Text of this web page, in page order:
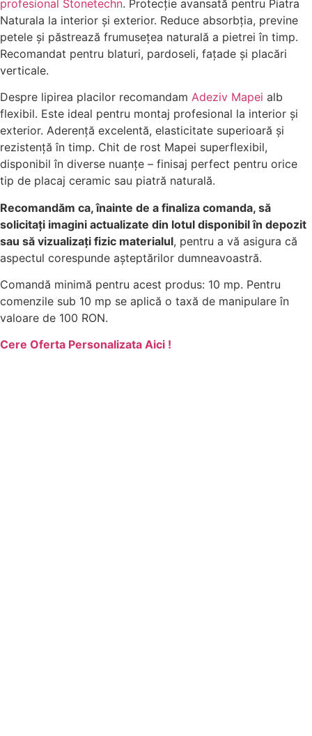
profesional Stonetechn. Protecție avansată pentru Piatra
Naturala la interior și exterior. Reduce absorbția, previne
petele și păstrează frumusețea naturală a pietrei în timp.
Recomandat pentru blaturi, pardoseli, fațade și placări
verticale.
Despre lipirea placilor recomandam Adeziv Mapei alb
flexibil. Este ideal pentru montaj profesional la interior și
exterior. Aderență excelentă, elasticitate superioară și
rezistență în timp. Chit de rost Mapei superflexibil,
disponibil în diverse nuanțe – finisaj perfect pentru orice
tip de placaj ceramic sau piatră naturală.
Recomandăm ca, înainte de a finaliza comanda, să
solicitați imagini actualizate din lotul disponibil în depozit
sau să vizualizați fizic materialul, pentru a vă asigura că
aspectul corespunde așteptărilor dumneavoastră.
Comandă minimă pentru acest produs: 10 mp. Pentru
comenzile sub 10 mp se aplică o taxă de manipulare în
valoare de 100 RON.
Cere Oferta Personalizata Aici !